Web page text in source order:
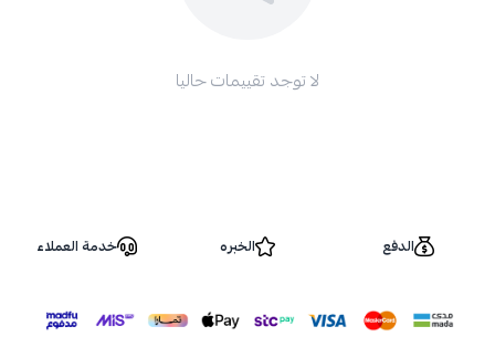
لا توجد تقييمات حاليا
الدفع الخبره خدمة العملاء